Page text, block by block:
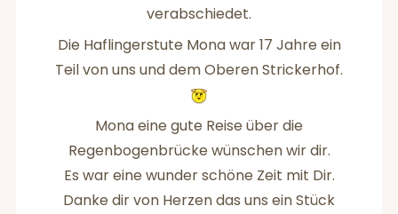
verabschiedet.
Die Haflingerstute Mona war 17 Jahre ein
Teil von uns und dem Oberen Strickerhof.
Mona eine gute Reise über die
Regenbogenbrücke wünschen wir dir.
Es war eine wunder schöne Zeit mit Dir.
Danke dir von Herzen das uns ein Stück